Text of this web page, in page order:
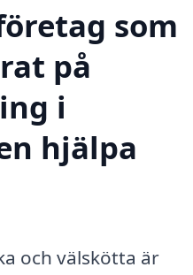
som
på
i
hjälpa
och välskötta är